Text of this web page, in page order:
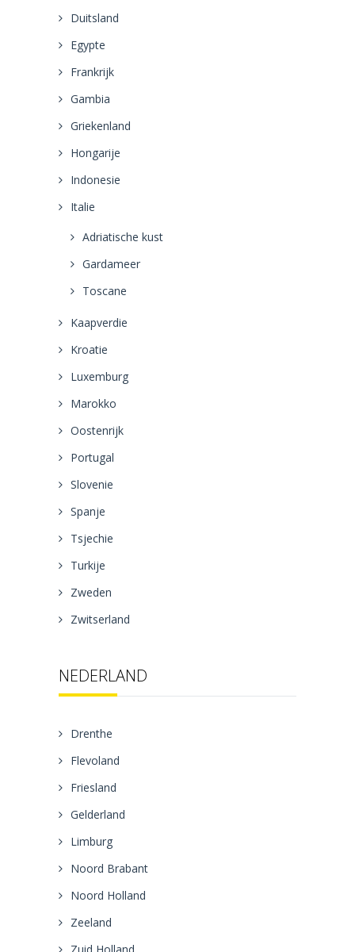
Duitsland
Egypte
Frankrijk
Gambia
Griekenland
Hongarije
Indonesie
Italie
Adriatische kust
Gardameer
Toscane
Kaapverdie
Kroatie
Luxemburg
Marokko
Oostenrijk
Portugal
Slovenie
Spanje
Tsjechie
Turkije
Zweden
Zwitserland
NEDERLAND
Drenthe
Flevoland
Friesland
Gelderland
Limburg
Noord Brabant
Noord Holland
Zeeland